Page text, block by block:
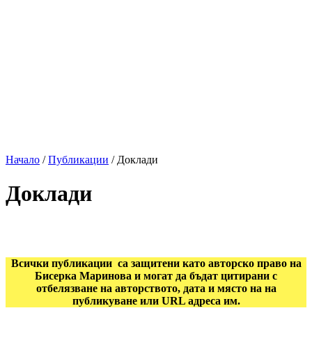
Начало /Публикации / Доклади
Доклади
Всички публикации са защитени като авторско право на
Бисерка Маринова и могат да бъдат цитирани с
отбелязване на авторството, дата и място на на
публикуване или URL адреса им.